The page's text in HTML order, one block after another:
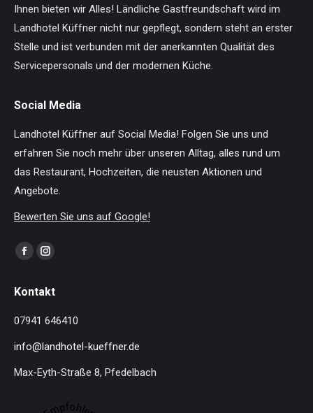
Ihnen bieten wir Alles! Ländliche Gastfreundschaft wird im
Landhotel Küffner nicht nur gepflegt, sondern steht an erster
Stelle und ist verbunden mit der anerkannten Qualität des
Servicepersonals und der modernen Küche.
Social Media
Landhotel Küffner auf Social Media! Folgen Sie uns und
erfahren Sie noch mehr über unseren Alltag, alles rund um
das Restaurant, Hochzeiten, die neusten Aktionen und
Angebote.
Bewerten Sie uns auf Google!
Finden Sie uns auf:
Facebook
opens
window
Instagram
opens
window
Kontakt
07941 646410
info@landhotel-kueffner.de
Max-Eyth-Straße 8, Pfedelbach